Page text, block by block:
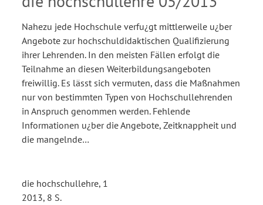
Nahezu jede Hochschule verfu¿gt mittlerweile u¿ber
Angebote zur hochschuldidaktischen Qualifizierung
ihrer Lehrenden. In den meisten Fällen erfolgt die
Teilnahme an diesen Weiterbildungsangeboten
freiwillig. Es lässt sich vermuten, dass die Maßnahmen
nur von bestimmten Typen von Hochschullehrenden
in Anspruch genommen werden. Fehlende
Informationen u¿ber die Angebote, Zeitknappheit und
die mangelnde…
die hochschullehre, 1
2013, 8 S.